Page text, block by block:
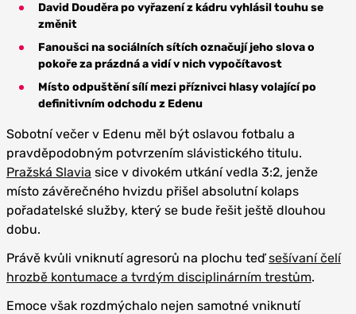
David Douděra po vyřazení z kádru vyhlásil touhu se
změnit
Fanoušci na sociálních sítích označují jeho slova o
pokoře za prázdná a vidí v nich vypočítavost
Místo odpuštění sílí mezi příznivci hlasy volající po
definitivním odchodu z Edenu
Sobotní večer v Edenu měl být oslavou fotbalu a
pravděpodobným potvrzením slávistického titulu.
Pražská Slavia sice v divokém utkání vedla 3:2, jenže
místo závěrečného hvizdu přišel absolutní kolaps
pořadatelské služby, který se bude řešit ještě dlouhou
dobu.
Právě kvůli vniknutí agresorů na plochu teďsešívaní čelí
hrozbě kontumace a tvrdým disciplinárním trestům.
Emoce však rozdmýchalo nejen samotné vniknutí